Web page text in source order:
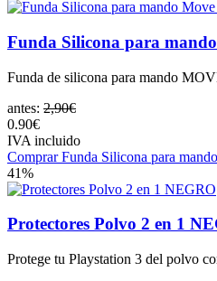
Funda Silicona para
Funda de silicona para mando
antes: 2,90€
0.90€
IVA incluido
Comprar Funda Silicona para
41%
Protectores Polvo 2 en 1
Protege tu Playstation 3 del polvo